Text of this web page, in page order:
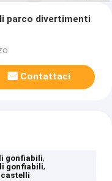
parco divertimenti
Contattaci
gonfiabili,
gonfiabili,